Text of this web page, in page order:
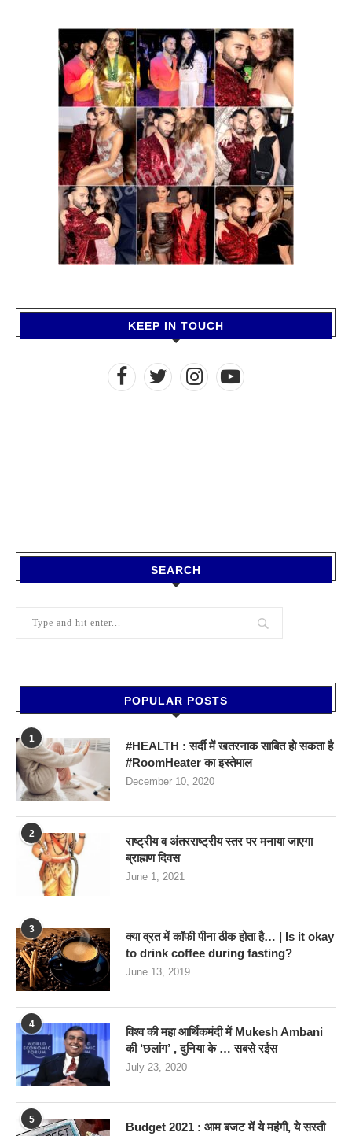
KEEP IN TOUCH
SEARCH
POPULAR POSTS
1
#HEALTH : सर्दी में खतरनाक साबित हो सकता है
#RoomHeater का इस्तेमाल
December 10, 2020
2
राष्ट्रीय व अंतरराष्ट्रीय स्तर पर मनाया जाएगा
ब्राह्मण दिवस
June 1, 2021
3
क्या व्रत में कॉफी पीना ठीक होता है… | Is it okay
to drink coffee during fasting?
June 13, 2019
4
विश्व की महा आर्थिकमंदी में Mukesh Ambani
की ‘छलांग’ , दुनिया के … सबसे रईस
July 23, 2020
5
Budget 2021 : आम बजट में ये महंगी, ये सस्‍ती